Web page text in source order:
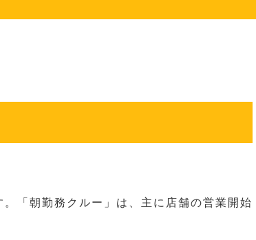
「朝勤務クルー」は、主に店舗の営業開始